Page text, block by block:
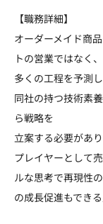
【職務詳細】
オーダーメイド商
トの営業ではなく
多くの工程を予測
同社の持つ技術素
ら戦略を
立案する必要があり
プレイヤーとして
ルな思考で再現性
の成長促進もでき